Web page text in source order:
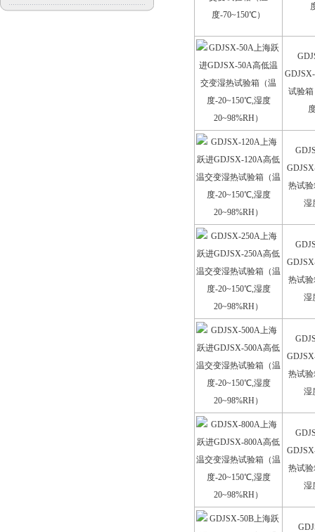
试验
热试
湿
热试
湿
热试
湿
热试
湿